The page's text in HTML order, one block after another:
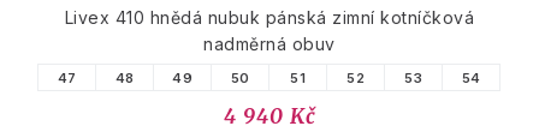
Livex 410 hnědá nubuk pánská zimní kotníčková
nadměrná obuv
47 48 49 50 51 52 53 54
4 940 Kč